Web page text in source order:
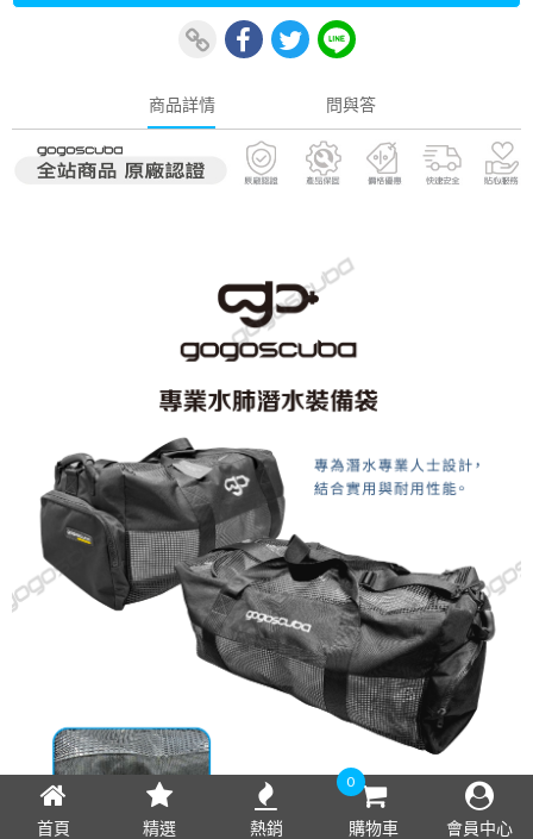
首頁 精選 熱銷
0
購物車 會員中心
商品詳情 問與答